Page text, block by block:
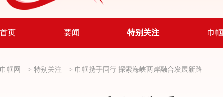
首页 要闻 特别关注 巾
巾帼网 > 特别关注 > 巾帼携手同行 探索海峡两岸融合发展新路